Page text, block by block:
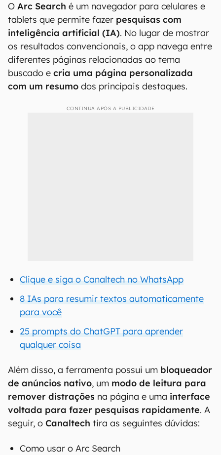
O Arc Search é um navegador para celulares e
tablets que permite fazer pesquisas com
inteligência artificial (IA). No lugar de mostrar
os resultados convencionais, o app navega entre
diferentes páginas relacionadas ao tema
buscado e cria uma página personalizada
com um resumo dos principais destaques.
CONTINUA APÓS A PUBLICIDADE
Clique e siga o Canaltech no WhatsApp
8 IAs para resumir textos automaticamente
para você
25 prompts do ChatGPT para aprender
qualquer coisa
Além disso, a ferramenta possui um bloqueador
de anúncios nativo, um modo de leitura para
remover distrações na página e uma interface
voltada para fazer pesquisas rapidamente. A
seguir, o Canaltech tira as seguintes dúvidas:
Como usar o Arc Search